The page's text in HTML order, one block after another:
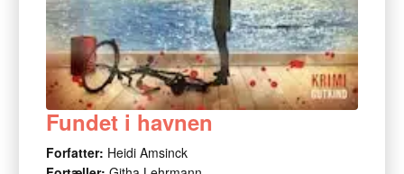
Fundet i havnen
Forfatter: Heidi Amsinck